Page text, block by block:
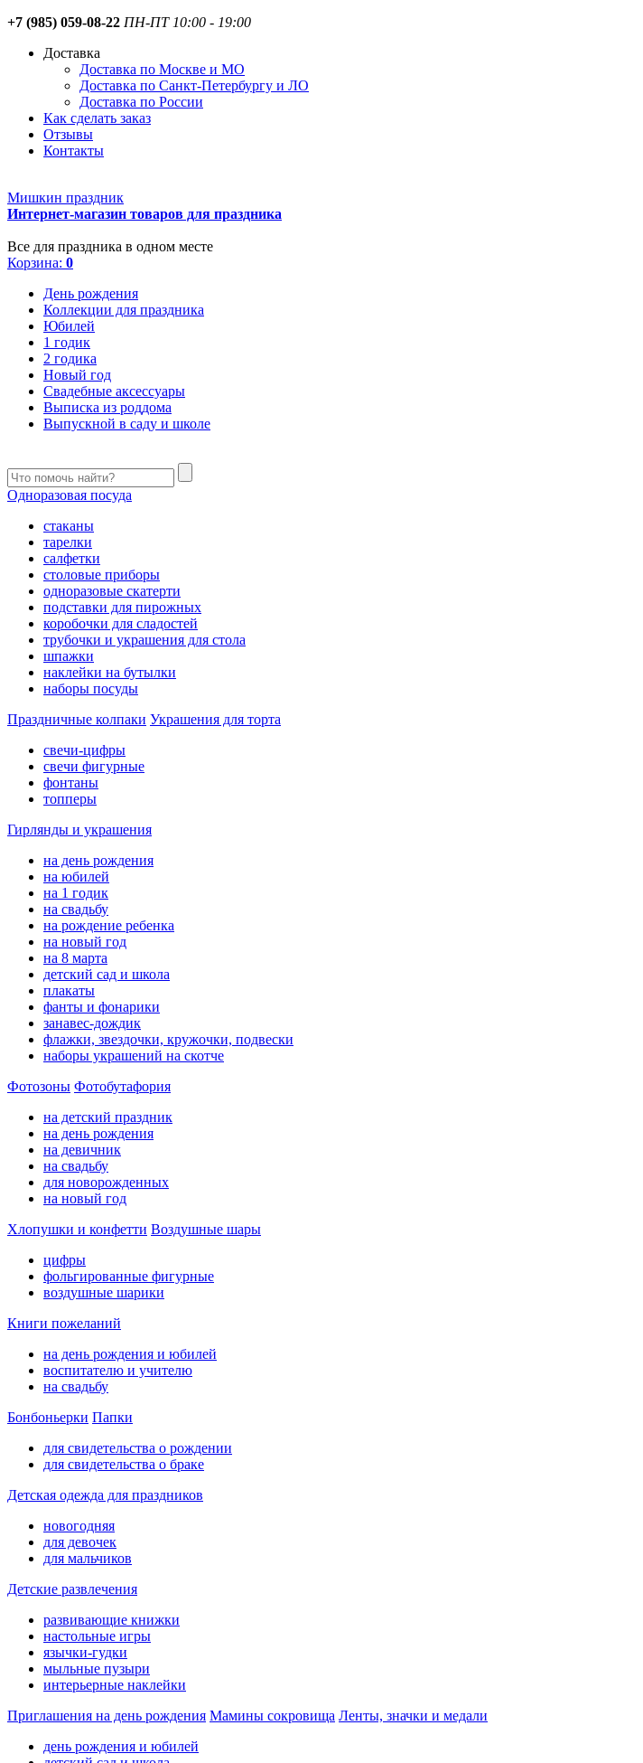
+7 (985) 059-08-22 ПН-ПТ 10:00 - 19:00
Доставка
Доставка по Москве и МО
Доставка по Санкт-Петербургу и ЛО
Доставка по России
Как сделать заказ
Отзывы
Контакты
Мишкин праздник
Интернет-магазин товаров для праздника
Все для праздника в одном месте
Корзина: 0
День рождения
Коллекции для праздника
Юбилей
1 годик
2 годика
Новый год
Свадебные аксессуары
Выписка из роддома
Выпускной в саду и школе
Одноразовая посуда
стаканы
тарелки
салфетки
столовые приборы
одноразовые скатерти
подставки для пирожных
коробочки для сладостей
трубочки и украшения для стола
шпажки
наклейки на бутылки
наборы посуды
Праздничные колпаки Украшения для торта
свечи-цифры
свечи фигурные
фонтаны
топперы
Гирлянды и украшения
на день рождения
на юбилей
на 1 годик
на свадьбу
на рождение ребенка
на новый год
на 8 марта
детский сад и школа
плакаты
фанты и фонарики
занавес-дождик
флажки, звездочки, кружочки, подвески
наборы украшений на скотче
Фотозоны Фотобутафория
на детский праздник
на день рождения
на девичник
на свадьбу
для новорожденных
на новый год
Хлопушки и конфетти Воздушные шары
цифры
фольгированные фигурные
воздушные шарики
Книги пожеланий
на день рождения и юбилей
воспитателю и учителю
на свадьбу
Бонбоньерки Папки
для свидетельства о рождении
для свидетельства о браке
Детская одежда для праздников
новогодняя
для девочек
для мальчиков
Детские развлечения
развивающие книжки
настольные игры
язычки-гудки
мыльные пузыри
интерьерные наклейки
Приглашения на день рождения Мамины сокровища Ленты, значки и медали
день рождения и юбилей